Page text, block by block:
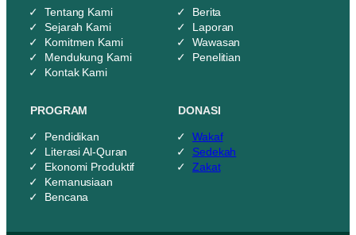
Tentang Kami
Sejarah Kami
Komitmen Kami
Mendukung Kami
Kontak Kami
Berita
Laporan
Wawasan
Penelitian
PROGRAM
Pendidikan
Literasi Al-Quran
Ekonomi Produktif
Kemanusiaan
Bencana
DONASI
Wakaf
Sedekah
Zakat